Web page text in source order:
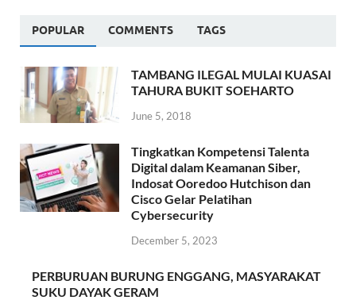
POPULAR COMMENTS TAGS
TAMBANG ILEGAL MULAI KUASAI
TAHURA BUKIT SOEHARTO
June 5, 2018
Tingkatkan Kompetensi Talenta
Digital dalam Keamanan Siber,
Indosat Ooredoo Hutchison dan
Cisco Gelar Pelatihan
Cybersecurity
December 5, 2023
PERBURUAN BURUNG ENGGANG, MASYARAKAT
SUKU DAYAK GERAM